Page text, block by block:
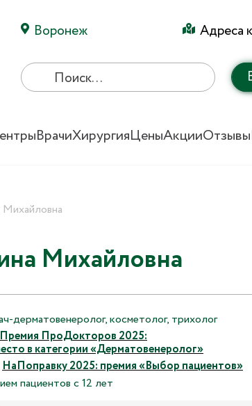
Воронеж Адреса
ВрачиХирургияЦеныАкцииОтзывы
Михайловна
Михайловна
дерматовенеролог, косметолог, трихолог
Премия ПроДокторов 2025:
в категории «Дерматовенеролог»
НаПоправку 2025: премия «Выбор пациентов»
пациентов с 12 лет